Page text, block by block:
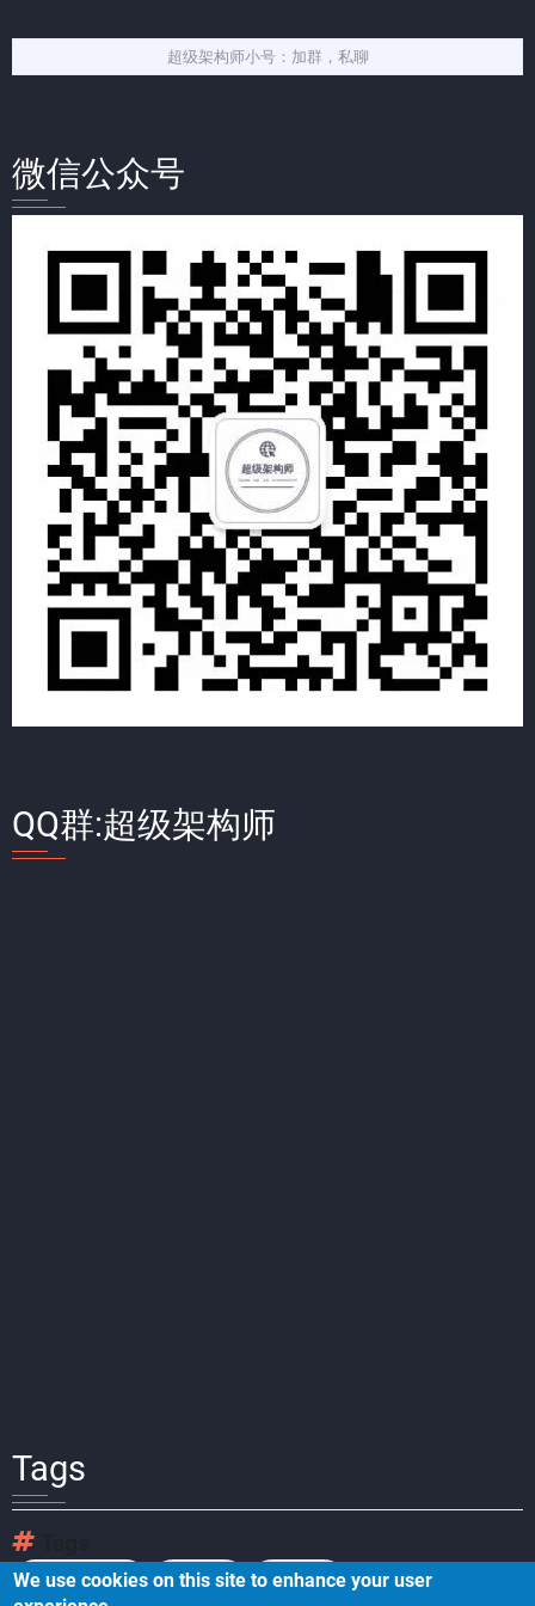
超级架构师小号：加群，私聊
微信公众号
QQ群:超级架构师
Tags
企业业务架构 业务架构 企业模型
We use cookies on this site to enhance your user